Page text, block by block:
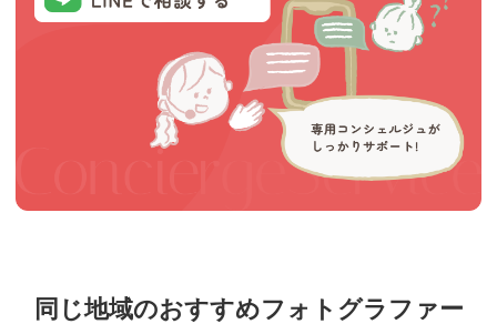
同じ地域のおすすめフォトグラファー